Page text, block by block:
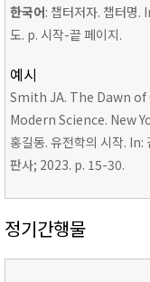
한국어: 챕터저자. 챕터명.
도. p. 시작-끝 페이지.
예시
Smith JA. The Dawn
Modern Science. New
홍길동. 유전학의 시작. In:
판사; 2023. p. 15-30.
정기간행물